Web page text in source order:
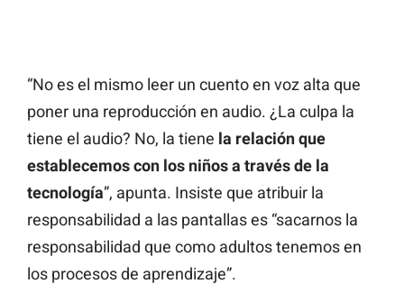
“No es el mismo leer un cuento en voz alta que
poner una reproducción en audio. ¿La culpa la
tiene el audio? No, la tiene la relación que
establecemos con los niños a través de la
tecnología”, apunta. Insiste que atribuir la
responsabilidad a las pantallas es “sacarnos la
responsabilidad que como adultos tenemos en
los procesos de aprendizaje”.